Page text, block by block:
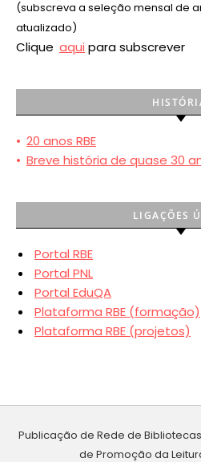
(subscreva a seleção mensal de
atualizado)
Clique aqui para subscrever
• 20 anos RBE
• Breve história de quase 30
LIGAÇÕES
Portal RBE
Portal PNL
Portal EduQA
Plataforma RBE (formação)
Plataforma RBE (projetos)
Publicação de Rede de
de Promoção da Leitura